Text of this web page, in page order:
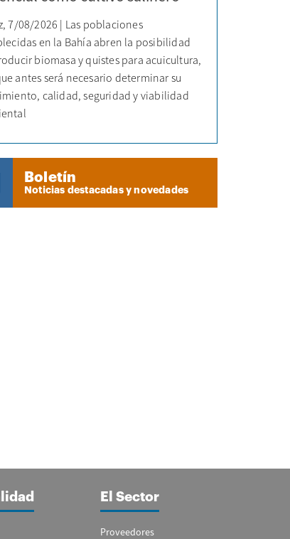
7/08/2026 | Las poblaciones
en la Bahía abren la posibilidad
biomasa y quistes para acuicultura,
antes será necesario determinar su
calidad, seguridad y viabilidad
Boletín
Noticias destacadas y novedades
El Sector
Proveedores